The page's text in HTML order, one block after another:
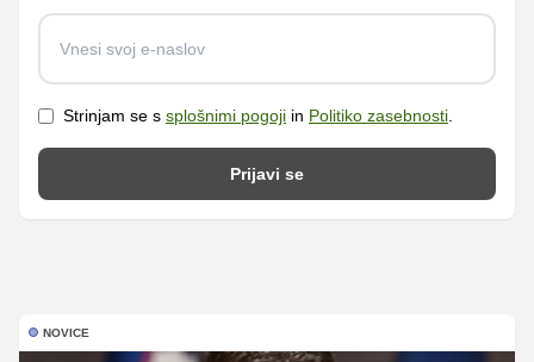
Strinjam se s splošnimi pogoji in Politiko zasebnosti
Prijavi se
NOVICE